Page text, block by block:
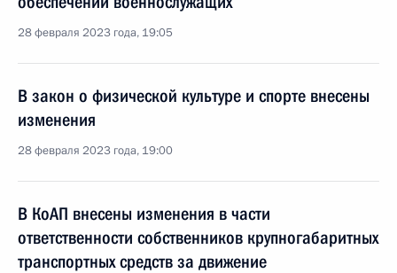
28 февраля 2023 года, 19:05
В закон о физической культуре и спорте внесены
изменения
28 февраля 2023 года, 19:00
В КоАП внесены изменения в части
ответственности собственников крупногабаритных
транспортных средств за движение